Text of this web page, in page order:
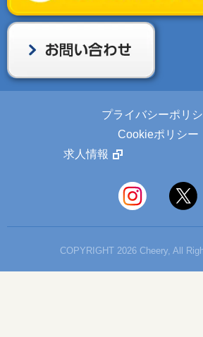
プライバシーポリ
Cookieポリシー
求人情報
COPYRIGHT 2026 Cheery, All